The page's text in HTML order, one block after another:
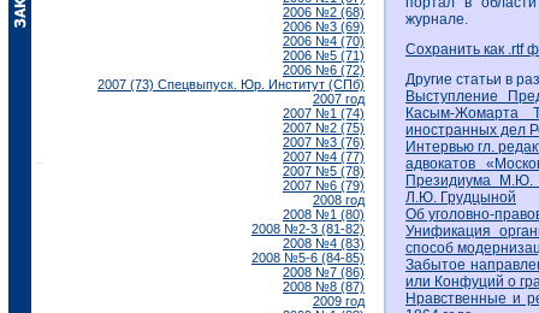
2006 №2 (68)
2006 №3 (69)
2006 №4 (70)
2006 №5 (71)
2006 №6 (72)
2007 (73) Спецвыпуск. Юр. Институт (СПб)
2007 год
2007 №1 (74)
2007 №2 (75)
2007 №3 (76)
2007 №4 (77)
2007 №5 (78)
2007 №6 (79)
2008 год
2008 №1 (80)
2008 №2-3 (81-82)
2008 №4 (83)
2008 №5-6 (84-85)
2008 №7 (86)
2008 №8 (87)
2009 год
журнале.
Сохранить как .rtf
Другие статьи в
Выступление
Касым-Жомарта
иностранных дел
Интервью гл.
адвокатов
Президиума М.Ю.
Л.Ю. Грудцыной
Об уголовно-
Унификация
способ
Забытое
или Конфуций о
Нравственные и